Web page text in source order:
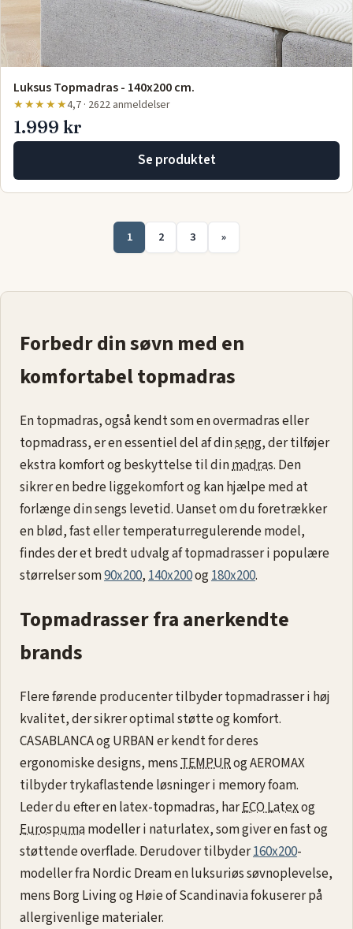
Luksus Topmadras - 140x200 cm.
★★★★★4,7 · 2622 anmeldelser
1.999 kr
Se produktet
1 2 3 »
Forbedr din søvn med en
komfortabel topmadras
En topmadras, også kendt som en overmadras eller
topmadrass, er en essentiel del af dinseng, der tilføjer
ekstra komfort og beskyttelse til dinmadras. Den
sikrer en bedre liggekomfort og kan hjælpe med at
forlænge din sengs levetid. Uanset om du foretrækker
en blød, fast eller temperaturregulerende model,
findes der et bredt udvalg af topmadrasser i populære
størrelser som90x200,140x200og180x200.
Topmadrasser fra anerkendte
brands
Flere førende producenter tilbyder topmadrasser i høj
kvalitet, der sikrer optimal støtte og komfort.
CASABLANCA og URBAN er kendt for deres
ergonomiske designs, mensTEMPURog AEROMAX
tilbyder trykaflastende løsninger i memory foam.
Leder du efter en latex-topmadras, harECO Latexog
Eurospumamodeller i naturlatex, som giver en fast og
støttende overflade. Derudover tilbyder160x200-
modeller fra Nordic Dream en luksuriøs søvnoplevelse,
mens Borg Living og Høie of Scandinavia fokuserer på
allergivenlige materialer.